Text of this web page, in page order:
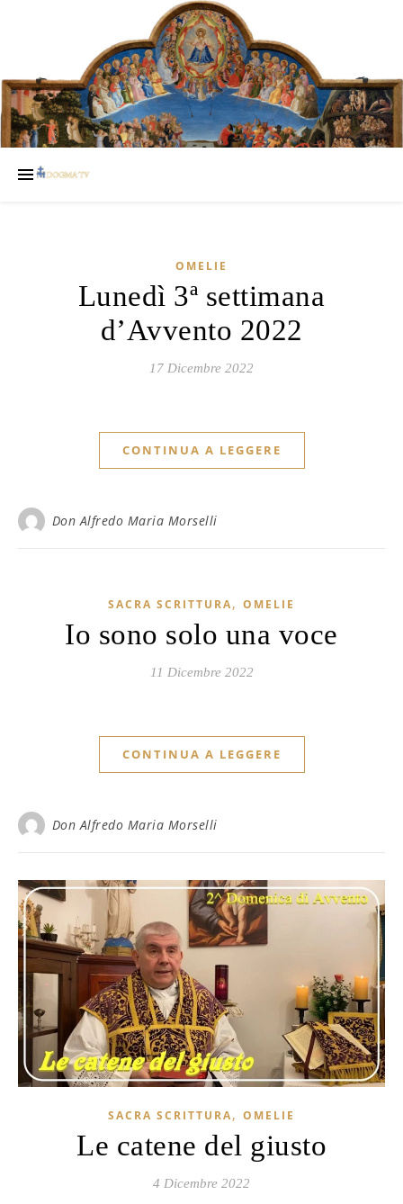
OMELIE
Lunedì 3ª settimana
d’Avvento 2022
17 Dicembre 2022
CONTINUA A LEGGERE
Don Alfredo Maria Morselli
SACRA SCRITTURA, OMELIE
Io sono solo una voce
11 Dicembre 2022
CONTINUA A LEGGERE
Don Alfredo Maria Morselli
SACRA SCRITTURA, OMELIE
Le catene del giusto
4 Dicembre 2022